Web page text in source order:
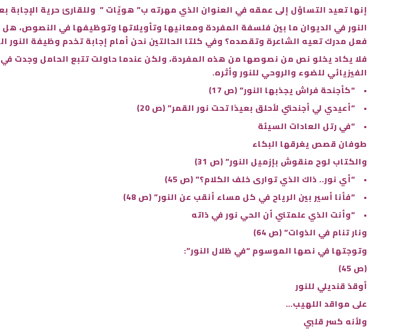
إنها تعيد التساؤل إلى عمقه في العنوان الذي مهرته ب” هويّات ” وللقارئ حرية الإجابة
النور في الديوان ما بين فلسفة المفردة ومعانيها وتأويلاتها وتوظيفها في النصوص،
فعل مدرك تعيه الشاعرة وتقصده؟ وفي كلتا الحالتين نحن أمام إجابة تخدم وظيفة النور
فلا يكاد يخلو نص من نصوصها من هذه المفردة، ولكن عندما حاولت تتبع الحامل وجدت في
الفيزيائي للضوء والروحي للنور وأثره.
•
“كأجنحة فراش يجذبها النور” (ص 17)
•
“أعيدي لي أجنحتي لأحلق بعيدًا تحت نور القمر” (ص 20)
•
“في رتل العادات السيئة
طوفان قصص يغرقها البكاء
والكتاب لوح منقوش بإزميل النور” (ص 31)
•
“أي نور.. ذاك الذي توارى خلف الكلام؟” (ص 45)
•
“فأنا أسير بين الرياح في كل مساء أنقب عن النور” (ص 48)
•
“وأنت الذي علمتني أن الحي نور في ذاته
ونار تنام في الذوات” (ص 64)
وتوجتها في نصها الموسوم “في ظلال النور”:
(ص 45)
أوقدُ قنديلي للنور
على مواقد اللهيب…
ولأنه كسر قلبي